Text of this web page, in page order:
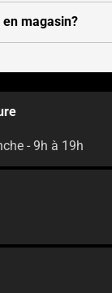
magasin?
- 9h à 19h